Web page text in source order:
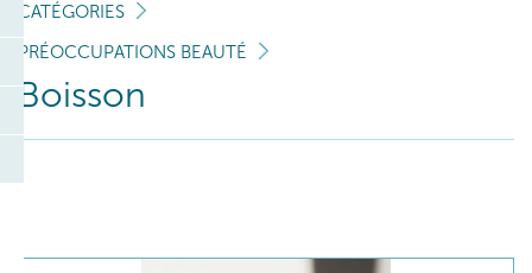
CATÉGORIES
PRÉOCCUPATIONS BEAUTÉ
Boisson